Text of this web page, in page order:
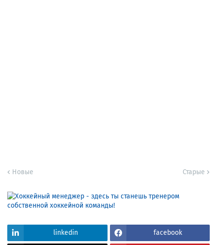
Новые Старые
linkedin facebook